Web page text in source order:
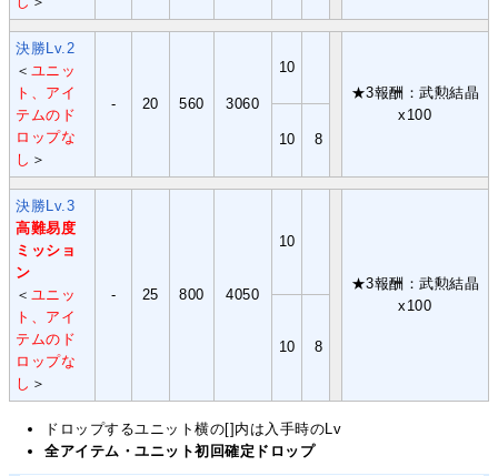
決勝Lv.2
＜ ユニッ
ト、アイ
テムのド
ロップな
し ＞
- 20 560 3060
10
★3報酬：武勲結晶
x100
10
8
決勝Lv.3
高難易度
ミッショ
ン
＜ ユニッ
ト、アイ
テムのド
ロップな
し ＞
- 25 800 4050
10
★3報酬：武勲結晶
x100
10 8
ドロップするユニット横の[]内は入手時のLv
全アイテム・ユニット初回確定ドロップ